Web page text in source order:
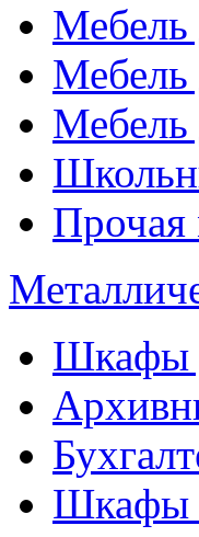
Мебель
Мебель
Мебель
Прочая
Шкафы
Шкафы